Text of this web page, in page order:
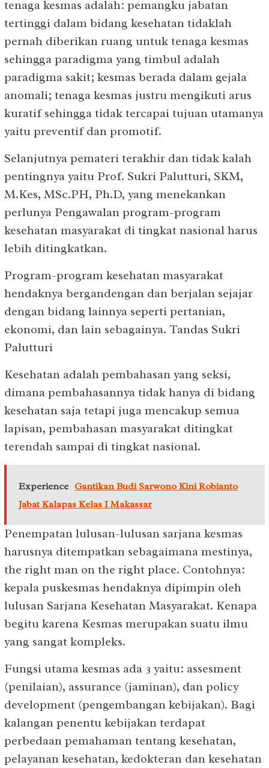
tenaga kesmas adalah: pemangku jabatan
tertinggi dalam bidang kesehatan tidaklah
pernah diberikan ruang untuk tenaga kesmas
sehingga paradigma yang timbul adalah
paradigma sakit; kesmas berada dalam gejala
anomali; tenaga kesmas justru mengikuti arus
kuratif sehingga tidak tercapai tujuan utamanya
yaitu preventif dan promotif.
Selanjutnya pemateri terakhir dan tidak kalah
pentingnya yaitu Prof. Sukri Palutturi, SKM,
M.Kes, MSc.PH, Ph.D, yang menekankan
perlunya Pengawalan program-program
kesehatan masyarakat di tingkat nasional harus
lebih ditingkatkan.
Program-program kesehatan masyarakat
hendaknya bergandengan dan berjalan sejajar
dengan bidang lainnya seperti pertanian,
ekonomi, dan lain sebagainya. Tandas Sukri
Palutturi
Kesehatan adalah pembahasan yang seksi,
dimana pembahasannya tidak hanya di bidang
kesehatan saja tetapi juga mencakup semua
lapisan, pembahasan masyarakat ditingkat
terendah sampai di tingkat nasional.
Experience Gantikan Budi Sarwono Kini Robianto
Jabat Kalapas Kelas I Makassar
Penempatan lulusan-lulusan sarjana kesmas
harusnya ditempatkan sebagaimana mestinya,
the right man on the right place. Contohnya:
kepala puskesmas hendaknya dipimpin oleh
lulusan Sarjana Kesehatan Masyarakat. Kenapa
begitu karena Kesmas merupakan suatu ilmu
yang sangat kompleks.
Fungsi utama kesmas ada 3 yaitu: assesment
(penilaian), assurance (jaminan), dan policy
development (pengembangan kebijakan). Bagi
kalangan penentu kebijakan terdapat
perbedaan pemahaman tentang kesehatan,
pelayanan kesehatan, kedokteran dan kesehatan